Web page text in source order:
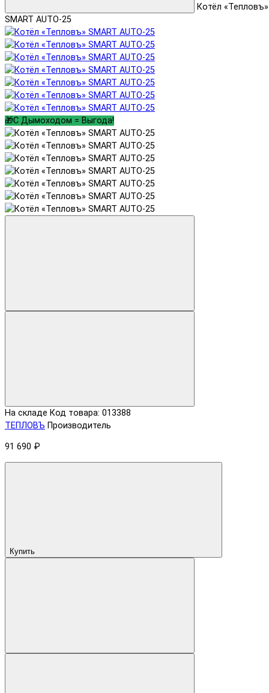
Котёл «Тепловъ»
SMART AUTO-25
🎁С Дымоходом = Выгода!
На складе Код товара: 013388
ТЕПЛОВЪ Производитель
91 690 ₽
Купить